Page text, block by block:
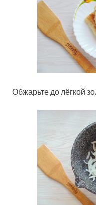
Обжарьте до лёгкой